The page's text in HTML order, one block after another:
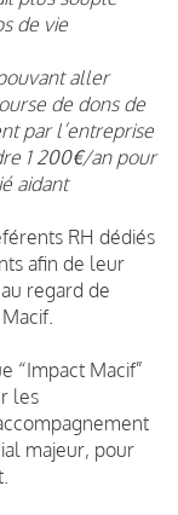
de vie
aller
de dons de
par l’entreprise
1 200€/an pour
aidant
RH dédiés
afin de leur
regard de
“Impact Macif”
les
majeur, pour